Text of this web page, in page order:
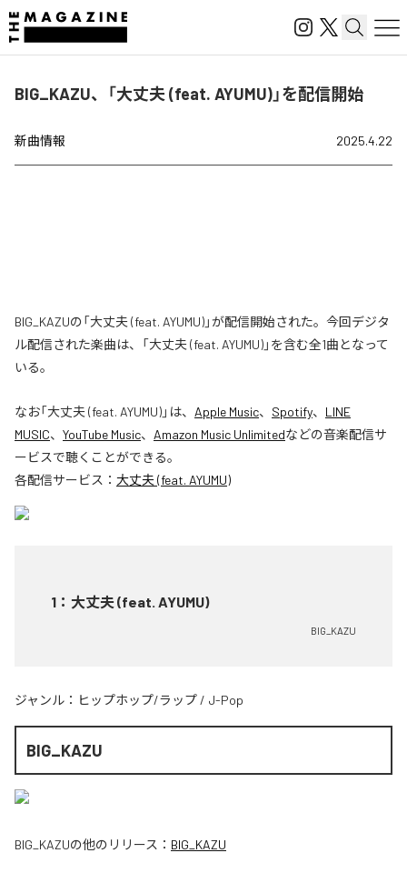
BIG_KAZU、「大丈夫 (feat. AYUMU)」を配信開始
新曲情報 2025.4.22
BIG_KAZUの「大丈夫 (feat. AYUMU)」が配信開始された。今回デジタ
ル配信された楽曲は、「大丈夫 (feat. AYUMU)」を含む全1曲となって
いる。
なお「大丈夫 (feat. AYUMU)」は、 Apple Music、 Spotify、 LINE
MUSIC、 YouTube Music、 Amazon Music Unlimitedなどの音楽配信サ
ービスで聴くことができる。
各配信サービス： 大丈夫 (feat. AYUMU)
1 ： 大丈夫 (feat. AYUMU)
BIG_KAZU
ジャンル： ヒップホップ/ラップ / J-Pop
BIG_KAZU
BIG_KAZUの他のリリース： BIG_KAZU